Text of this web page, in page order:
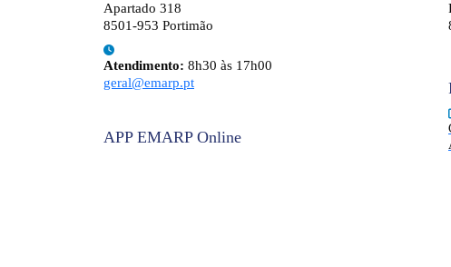
Apartado 318
8501-953 Portimão
Atendimento: 8h30 às 17h00
geral@emarp.pt
APP EMARP Online